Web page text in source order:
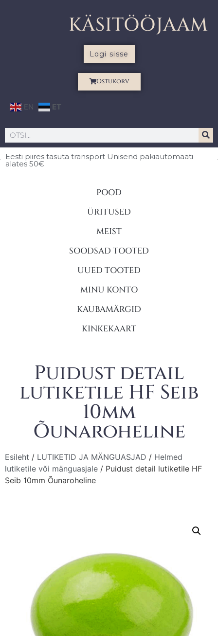
KÄSITÖÖJAAM
Logi sisse
Ostukorv
EN ET
Eesti piires tasuta transport Unisend pakiautomaati
alates 50€
POOD
ÜRITUSED
MEIST
SOODSAD TOOTED
UUED TOOTED
MINU KONTO
KAUBAMÄRGID
KINKEKAART
Puidust detail
lutiketile HF Seib
10mm
Õunaroheline
Esileht / LUTIKETID JA MÄNGUASJAD / Helmed
lutiketile või mänguasjale / Puidust detail lutiketile HF
Seib 10mm Õunaroheline